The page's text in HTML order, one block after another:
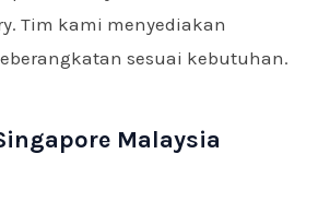
Tim kami menyediakan
sesuai kebutuhan.
Malaysia